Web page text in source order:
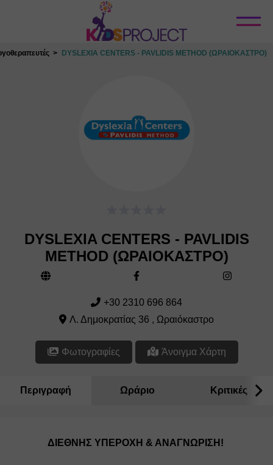
Κλείσιμο
DYSLEXIA CENTERS - PAVLIDIS METHOD (ΩΡΑΙΟΚΑΣΤΡΟ)
DYSLEXIA CENTERS - PAVLIDIS
METHOD (ΩΡΑΙΟΚΑΣΤΡΟ)
+30 2310 696 864
Λ. Δημοκρατίας 36 , Ωραιόκαστρο
Φωτογραφίες Άνοιγμα Χάρτη
Περιγραφή Ωράριο Κριτικές
ΔΙΕΘΝΗΣ ΥΠΕΡΟΧΗ & ΑΝΑΓΝΩΡΙΣΗ!